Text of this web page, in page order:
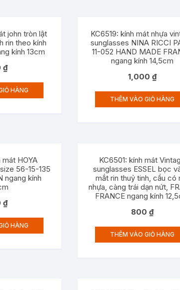
john tròn lật
rin theo kính
kính 13cm
₫
HÀNG
KC6519: kính mát nhựa
sunglasses NINA RICCI
11-052 HAND MADE
ngang kính 14,5cm
1,000₫
THÊM VÀO GIỎ HÀNG
mát HOYA
56-15-135
ngang kính
₫
HÀNG
KC6501: kính mát
sunglasses ESSEL bọc
mắt rin thuỷ tinh, cầu có
nhựa, càng trái dạn nứt,
FRANCE ngang kính
800₫
THÊM VÀO GIỎ HÀNG